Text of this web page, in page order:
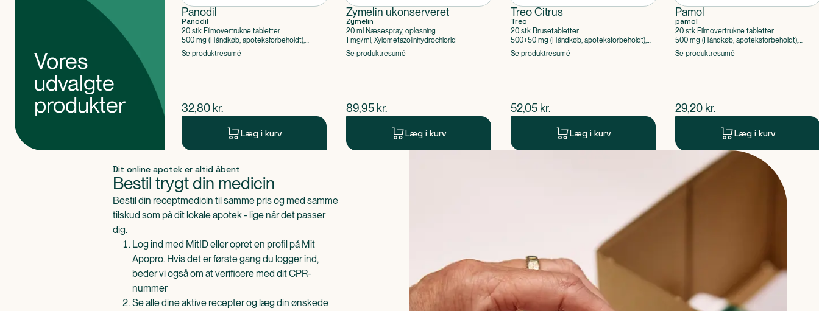
Vores
udvalgte
produkter
Panodil
Panodil
20 stk Filmovertrukne tabletter
500 mg (Håndkøb, apoteksforbeholdt),
Paracetamol
Se produktresumé
$nuværende pris
32,80 kr.
Læg i kurv
Zymelin ukonserveret
Zymelin
20 ml Næsespray, opløsning
1 mg/ml, Xylometazolinhydrochlorid
Se produktresumé
$nuværende pris
89,95 kr.
Læg i kurv
Treo Citrus
Treo
20 stk Brusetabletter
500+50 mg (Håndkøb, apoteksforbeholdt),
Acetylsalicylsyre, Caffein
Se produktresumé
$nuværende pris
52,05 kr.
Læg i kurv
Pamol
pamol
20 stk Filmovertrukne tabletter
500 mg (Håndkøb, apoteksforbeholdt),
Paracetamol
Se produktresumé
$nuværende pris
29,20 kr.
Læg i kurv
Dit online apotek er altid åbent
Bestil trygt din medicin
Bestil din receptmedicin til samme pris og med samme
tilskud som på dit lokale apotek - lige når det passer
dig.
Log ind med MitID eller opret en profil på Mit
Apopro. Hvis det er første gang du logger ind,
beder vi også om at verificere med dit CPR-
nummer
Se alle dine aktive recepter og læg din ønskede